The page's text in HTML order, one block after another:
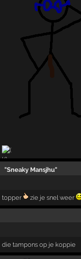
"Sneaky Mansjhu"
topper zie je snel weer
die tampons op je koppie